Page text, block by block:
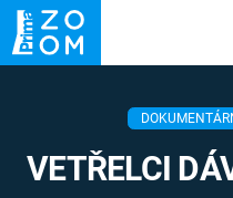
ZRÁDCI UFO
ZÁHADY VETŘELCI
VETŘELCI